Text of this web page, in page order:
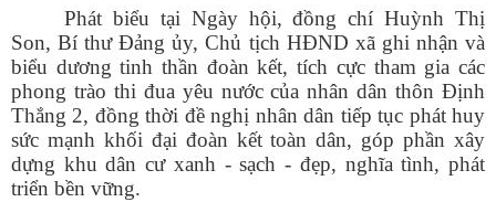
Phát biểu tại Ngày hội, đồng chí Huỳnh Thị
Son, Bí thư Đảng ủy, Chủ tịch HĐND xã ghi nhận và
biểu dương tinh thần đoàn kết, tích cực tham gia các
phong trào thi đua yêu nước của nhân dân thôn Định
Thắng 2, đồng thời đề nghị nhân dân tiếp tục phát huy
sức mạnh khối đại đoàn kết toàn dân, góp phần xây
dựng khu dân cư xanh - sạch - đẹp, nghĩa tình, phát
triển bền vững.